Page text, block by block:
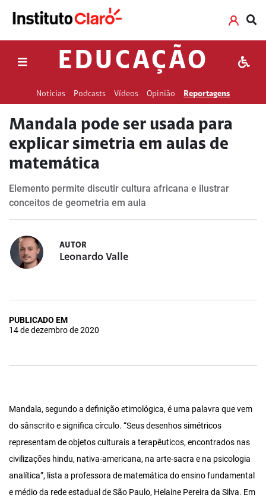
EDUCAÇÃO
Notícias Podcasts Vídeos Opinião Reportagens
Mandala pode ser usada para
explicar simetria em aulas de
matemática
Elemento permite discutir cultura africana e ilustrar
conceitos de geometria em aula
AUTOR
Leonardo Valle
PUBLICADO EM
14 de dezembro de 2020
Mandala, segundo a definição etimológica, é uma palavra que vem
do sânscrito e significa círculo. “Seus desenhos simétricos
representam de objetos culturais a terapêuticos, encontrados nas
civilizações hindu, nativa-americana, na arte-sacra e na psicologia
analítica”, lista a professora de matemática do ensino fundamental
e médio da rede estadual de São Paulo, Helaine Pereira da Silva. Em